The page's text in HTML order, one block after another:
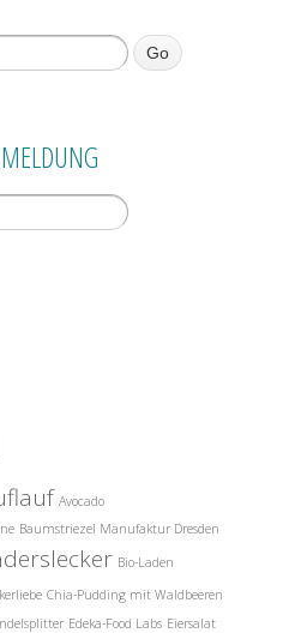
Avocado
Baumstriezel Manufaktur Dresden
Bio-Laden
Chia-Pudding mit Waldbeeren
Edeka-Food Labs Eiersalat